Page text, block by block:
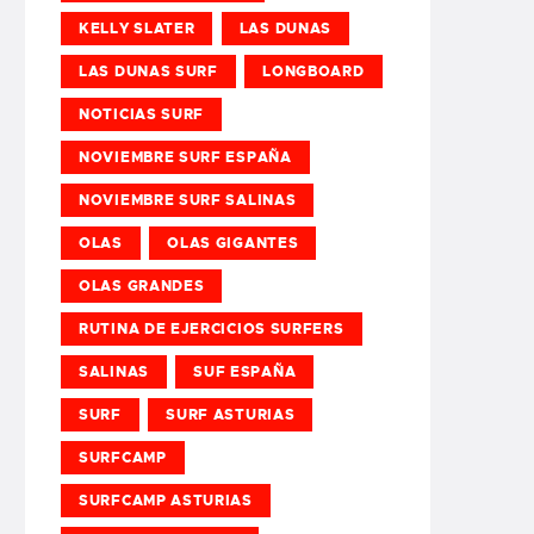
KELLY SLATER LAS DUNAS
LAS DUNAS SURF LONGBOARD
NOTICIAS SURF
NOVIEMBRE SURF ESPAÑA
NOVIEMBRE SURF SALINAS
OLAS OLAS GIGANTES
OLAS GRANDES
RUTINA DE EJERCICIOS SURFERS
SALINAS SUF ESPAÑA
SURF SURF ASTURIAS
SURFCAMP
SURFCAMP ASTURIAS